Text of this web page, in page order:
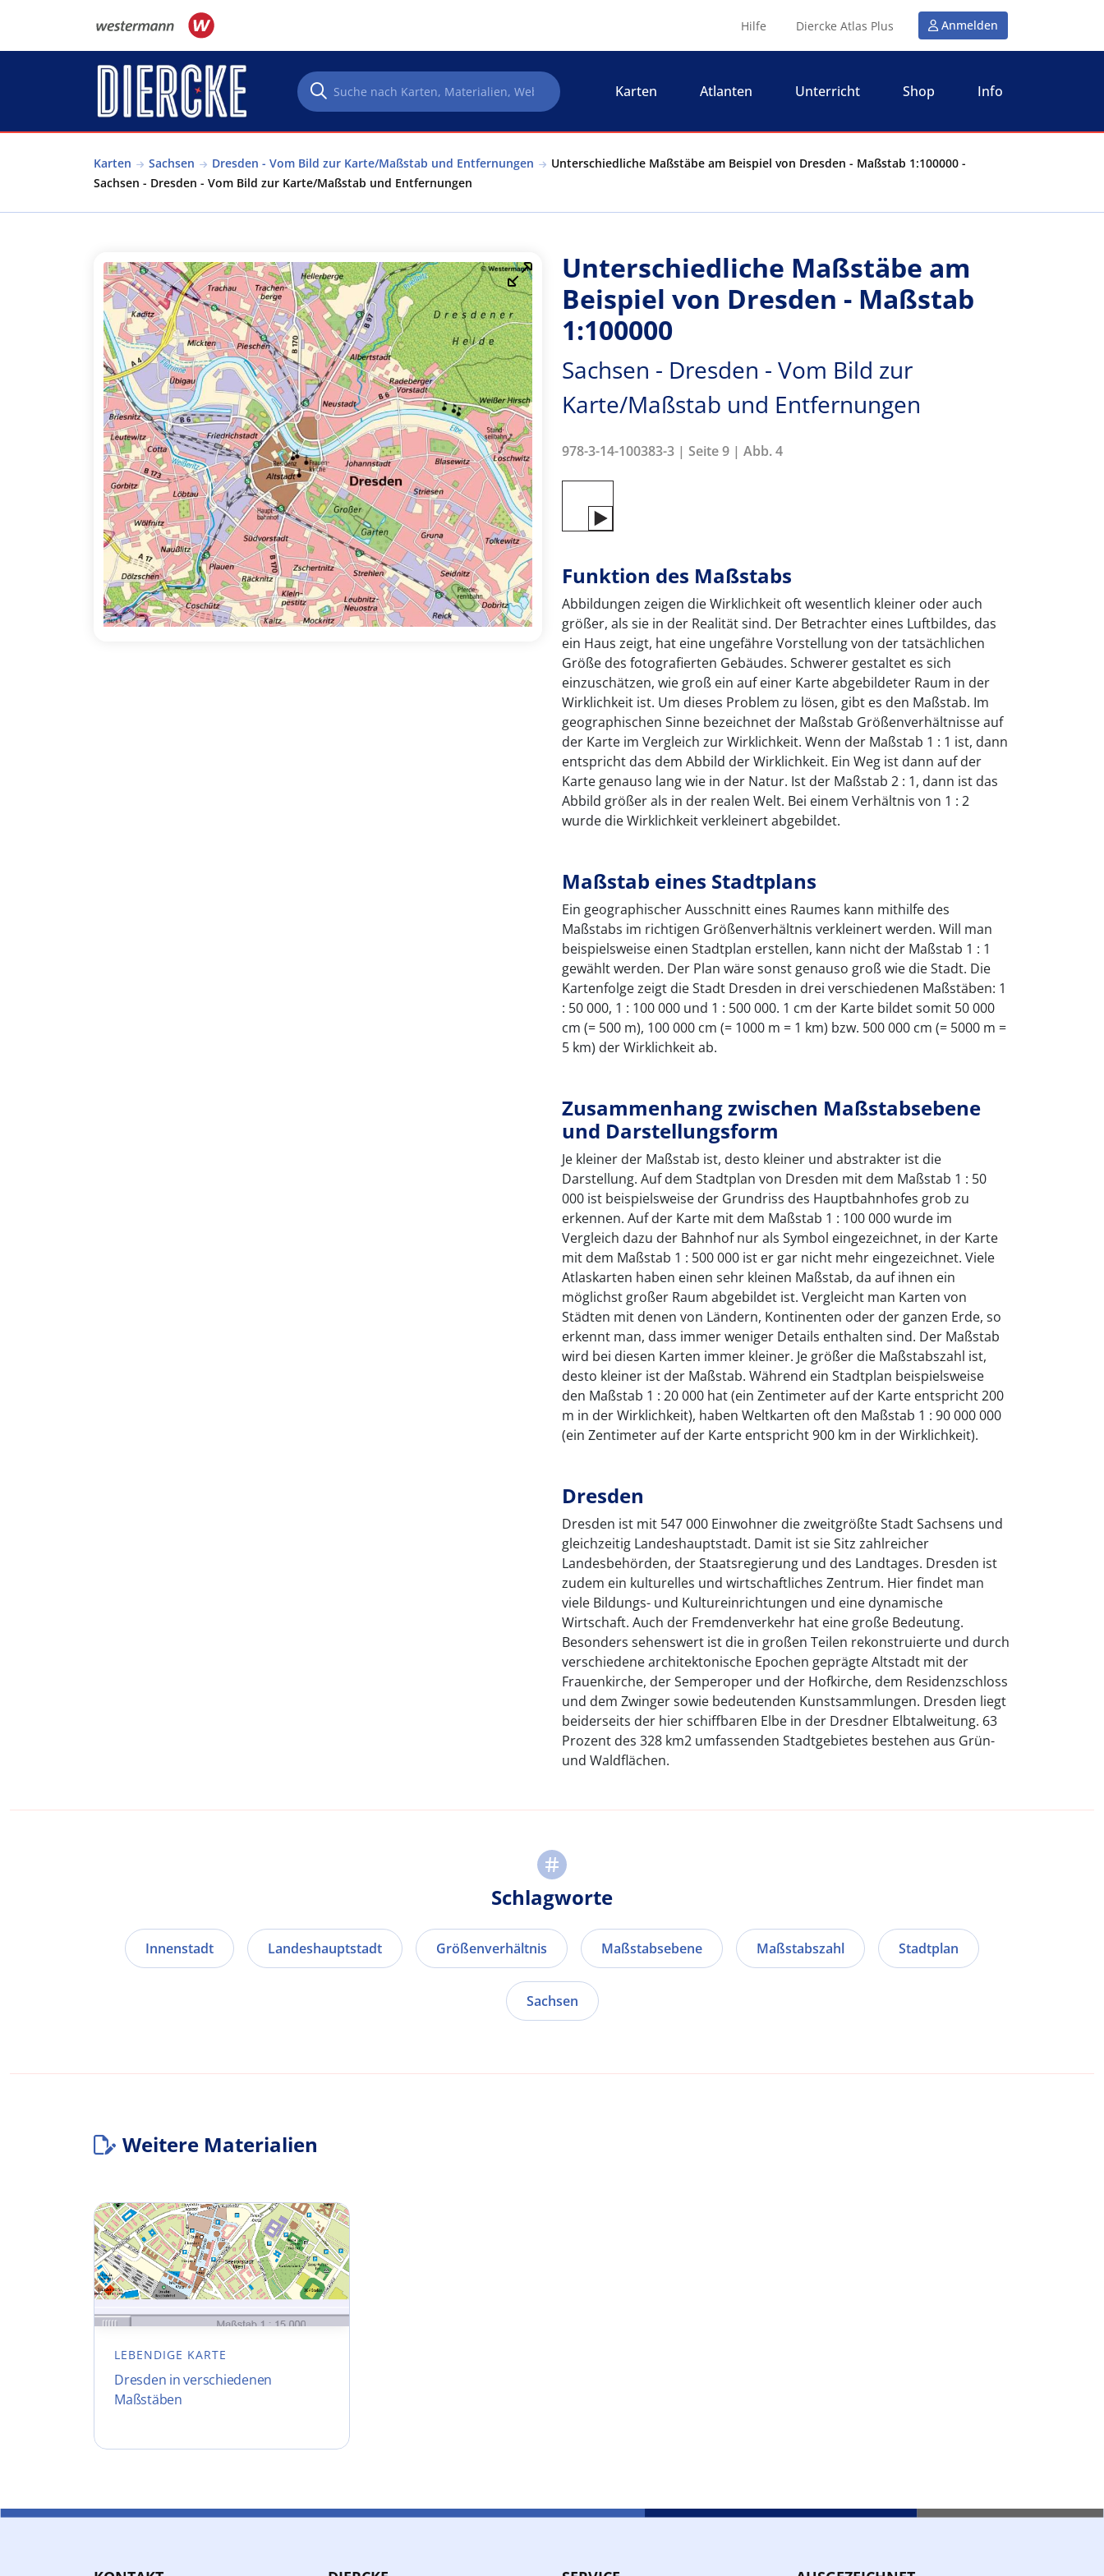
Hilfe Diercke Atlas Plus Anmelden
Karten Atlanten Unterricht Shop Info
Karten Sachsen Dresden - Vom Bild zur Karte/Maßstab und Entfernungen
Unterschiedliche Maßstäbe am Beispiel von Dresden - Maßstab 1:100000 -
Sachsen - Dresden - Vom Bild zur Karte/Maßstab und Entfernungen
Unterschiedliche Maßstäbe am
Beispiel von Dresden - Maßstab
1:100000
Sachsen - Dresden - Vom Bild zur
Karte/Maßstab und Entfernungen
978-3-14-100383-3 | Seite 9 | Abb. 4
Funktion des Maßstabs
Abbildungen zeigen die Wirklichkeit oft wesentlich kleiner oder auch
größer, als sie in der Realität sind. Der Betrachter eines Luftbildes, das
ein Haus zeigt, hat eine ungefähre Vorstellung von der tatsächlichen
Größe des fotografierten Gebäudes. Schwerer gestaltet es sich
einzuschätzen, wie groß ein auf einer Karte abgebildeter Raum in der
Wirklichkeit ist. Um dieses Problem zu lösen, gibt es den Maßstab. Im
geographischen Sinne bezeichnet der Maßstab Größenverhältnisse auf
der Karte im Vergleich zur Wirklichkeit. Wenn der Maßstab 1 : 1 ist, dann
entspricht das dem Abbild der Wirklichkeit. Ein Weg ist dann auf der
Karte genauso lang wie in der Natur. Ist der Maßstab 2 : 1, dann ist das
Abbild größer als in der realen Welt. Bei einem Verhältnis von 1 : 2
wurde die Wirklichkeit verkleinert abgebildet.
Maßstab eines Stadtplans
Ein geographischer Ausschnitt eines Raumes kann mithilfe des
Maßstabs im richtigen Größenverhältnis verkleinert werden. Will man
beispielsweise einen Stadtplan erstellen, kann nicht der Maßstab 1 : 1
gewählt werden. Der Plan wäre sonst genauso groß wie die Stadt. Die
Kartenfolge zeigt die Stadt Dresden in drei verschiedenen Maßstäben: 1
: 50 000, 1 : 100 000 und 1 : 500 000. 1 cm der Karte bildet somit 50 000
cm (= 500 m), 100 000 cm (= 1000 m = 1 km) bzw. 500 000 cm (= 5000 m =
5 km) der Wirklichkeit ab.
Zusammenhang zwischen Maßstabsebene
und Darstellungsform
Je kleiner der Maßstab ist, desto kleiner und abstrakter ist die
Darstellung. Auf dem Stadtplan von Dresden mit dem Maßstab 1 : 50
000 ist beispielsweise der Grundriss des Hauptbahnhofes grob zu
erkennen. Auf der Karte mit dem Maßstab 1 : 100 000 wurde im
Vergleich dazu der Bahnhof nur als Symbol eingezeichnet, in der Karte
mit dem Maßstab 1 : 500 000 ist er gar nicht mehr eingezeichnet. Viele
Atlaskarten haben einen sehr kleinen Maßstab, da auf ihnen ein
möglichst großer Raum abgebildet ist. Vergleicht man Karten von
Städten mit denen von Ländern, Kontinenten oder der ganzen Erde, so
erkennt man, dass immer weniger Details enthalten sind. Der Maßstab
wird bei diesen Karten immer kleiner. Je größer die Maßstabszahl ist,
desto kleiner ist der Maßstab. Während ein Stadtplan beispielsweise
den Maßstab 1 : 20 000 hat (ein Zentimeter auf der Karte entspricht 200
m in der Wirklichkeit), haben Weltkarten oft den Maßstab 1 : 90 000 000
(ein Zentimeter auf der Karte entspricht 900 km in der Wirklichkeit).
Dresden
Dresden ist mit 547 000 Einwohner die zweitgrößte Stadt Sachsens und
gleichzeitig Landeshauptstadt. Damit ist sie Sitz zahlreicher
Landesbehörden, der Staatsregierung und des Landtages. Dresden ist
zudem ein kulturelles und wirtschaftliches Zentrum. Hier findet man
viele Bildungs- und Kultureinrichtungen und eine dynamische
Wirtschaft. Auch der Fremdenverkehr hat eine große Bedeutung.
Besonders sehenswert ist die in großen Teilen rekonstruierte und durch
verschiedene architektonische Epochen geprägte Altstadt mit der
Frauenkirche, der Semperoper und der Hofkirche, dem Residenzschloss
und dem Zwinger sowie bedeutenden Kunstsammlungen. Dresden liegt
beiderseits der hier schiffbaren Elbe in der Dresdner Elbtalweitung. 63
Prozent des 328 km2 umfassenden Stadtgebietes bestehen aus Grün-
und Waldflächen.
Schlagworte
Innenstadt Landeshauptstadt Größenverhältnis Maßstabsebene Maßstabszahl Stadtplan
Sachsen
Weitere Materialien
LEBENDIGE KARTE
Dresden in verschiedenen
Maßstäben